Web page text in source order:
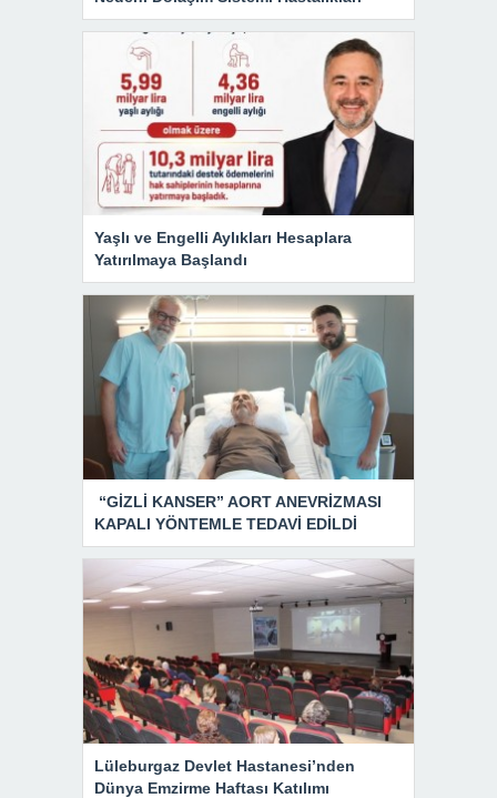
Yaşlı ve Engelli Aylıkları Hesaplara
Yatırılmaya Başlandı
“GİZLİ KANSER” AORT ANEVRİZMASI
KAPALI YÖNTEMLE TEDAVİ EDİLDİ
Lüleburgaz Devlet Hastanesi’nden
Dünya Emzirme Haftası Katılımı